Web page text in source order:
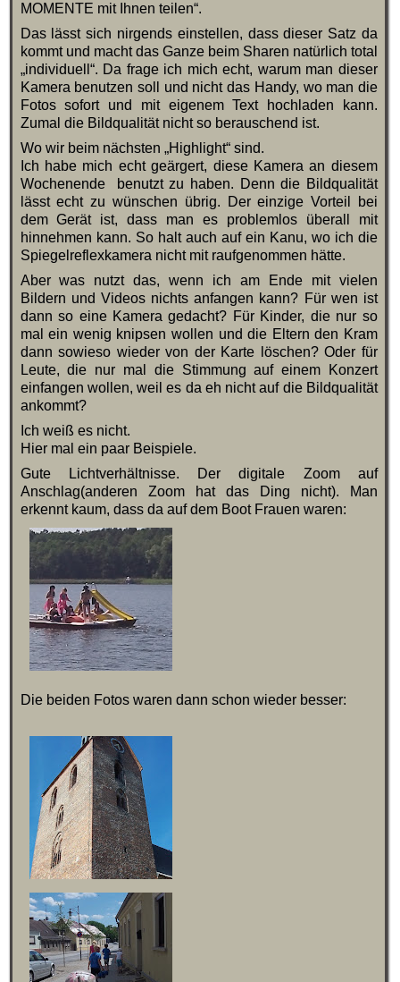
MOMENTE mit Ihnen teilen“.
Das lässt sich nirgends einstellen, dass dieser Satz da
kommt und macht das Ganze beim Sharen natürlich total
„individuell“. Da frage ich mich echt, warum man dieser
Kamera benutzen soll und nicht das Handy, wo man die
Fotos sofort und mit eigenem Text hochladen kann.
Zumal die Bildqualität nicht so berauschend ist.
Wo wir beim nächsten „Highlight“ sind.
Ich habe mich echt geärgert, diese Kamera an diesem
Wochenende benutzt zu haben. Denn die Bildqualität
lässt echt zu wünschen übrig. Der einzige Vorteil bei
dem Gerät ist, dass man es problemlos überall mit
hinnehmen kann. So halt auch auf ein Kanu, wo ich die
Spiegelreflexkamera nicht mit raufgenommen hätte.
Aber was nutzt das, wenn ich am Ende mit vielen
Bildern und Videos nichts anfangen kann? Für wen ist
dann so eine Kamera gedacht? Für Kinder, die nur so
mal ein wenig knipsen wollen und die Eltern den Kram
dann sowieso wieder von der Karte löschen? Oder für
Leute, die nur mal die Stimmung auf einem Konzert
einfangen wollen, weil es da eh nicht auf die Bildqualität
ankommt?
Ich weiß es nicht.
Hier mal ein paar Beispiele.
Gute Lichtverhältnisse. Der digitale Zoom auf
Anschlag(anderen Zoom hat das Ding nicht). Man
erkennt kaum, dass da auf dem Boot Frauen waren:
Die beiden Fotos waren dann schon wieder besser: